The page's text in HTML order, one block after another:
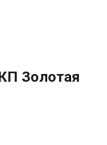
Золотая